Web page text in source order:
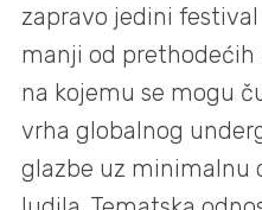
zapravo jedini
manji od prethodećih
na kojemu se mogu
vrha globalnog
glazbe uz minimalnu